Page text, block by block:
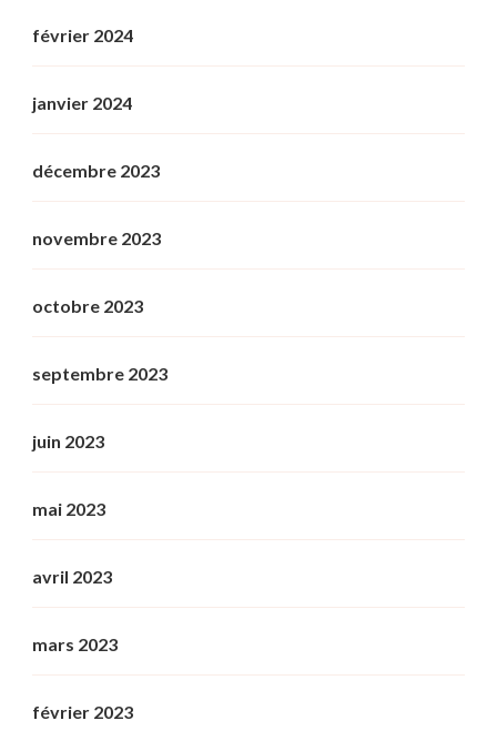
février 2024
janvier 2024
décembre 2023
novembre 2023
octobre 2023
septembre 2023
juin 2023
mai 2023
avril 2023
mars 2023
février 2023